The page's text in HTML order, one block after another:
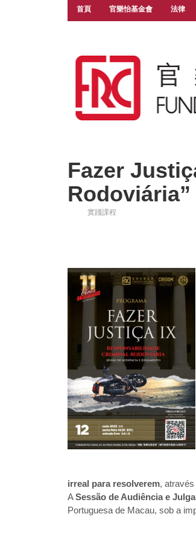
首頁 官樂怡基金會 法律
Fazer
Rodoviária”
實踐課程
irreal para resolverem,
ASessão de Audiência e
Portuguesa de Macau, sob a